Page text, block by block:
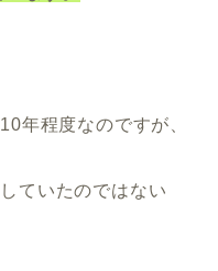
年程度なのですが、
ていたのではない